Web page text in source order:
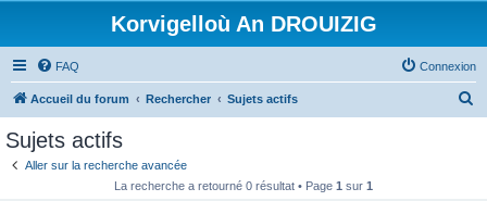
Korvigelloù An DROUIZIG
FAQ Connexion
Accueil du forum Rechercher Sujets actifs
Sujets actifs
Aller sur la recherche avancée
La recherche a retourné 0 résultat • Page 1 sur 1